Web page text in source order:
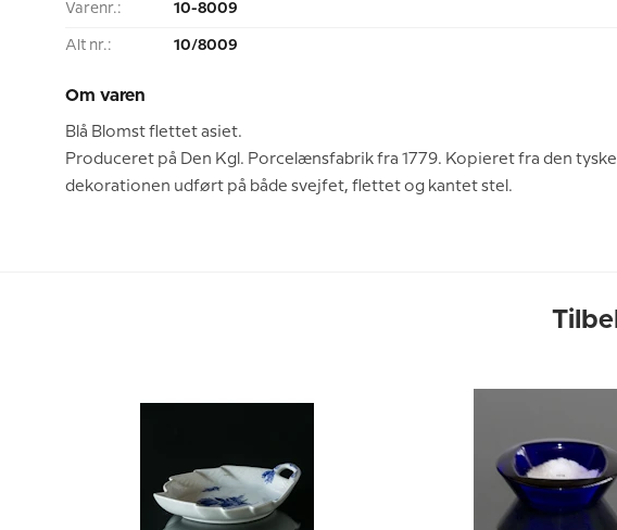
Varenr.: 10-8009
Alt nr.: 10/8009
Om varen
Blå Blomst flettet asiet.
Produceret på Den Kgl. Porcelænsfabrik fra 1779. Kopieret fra den
dekorationen udført på både svejfet, flettet og kantet stel.